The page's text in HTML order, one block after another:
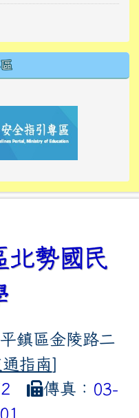
to https://
to https://10000.gov.tw/
to https://
to https://10000.gov.tw/
to https://
to https://
to https://i.win.org.tw/
to https://
to https://
to https://
to https://
北勢國民
鎮區金陵路二
通指南]
傳真： 03-